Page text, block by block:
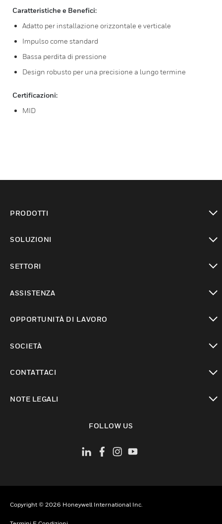
Caratteristiche e Benefici:
Adatto per installazione orizzontale e verticale
Impulso come standard
Bassa perdita di pressione
Design robusto per una precisione a lungo termine
Certificazioni:
MID
PRODOTTI
SOLUZIONI
SETTORI
ASSISTENZA
OPPORTUNITÀ DI LAVORO
SOCIETÀ
CONTATTACI
NOTE LEGALI
FOLLOW US
Copyright © 2026 Honeywell International Inc.